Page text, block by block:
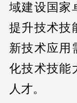
域建设国家
提升技术技
新技术应用
化技术技能
人才。